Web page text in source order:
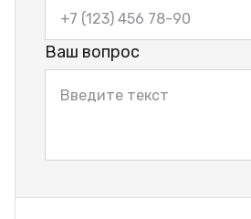
Ваш вопрос